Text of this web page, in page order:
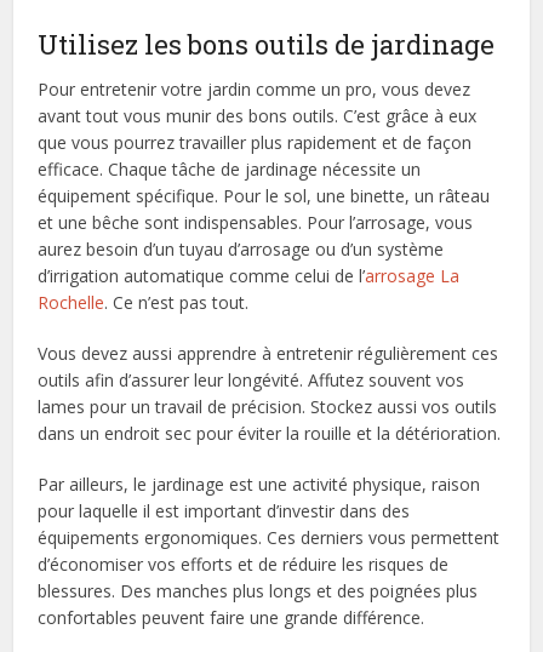
Utilisez les bons outils de jardinage
Pour entretenir votre jardin comme un pro, vous devez
avant tout vous munir des bons outils. C’est grâce à eux
que vous pourrez travailler plus rapidement et de façon
efficace. Chaque tâche de jardinage nécessite un
équipement spécifique. Pour le sol, une binette, un râteau
et une bêche sont indispensables. Pour l’arrosage, vous
aurez besoin d’un tuyau d’arrosage ou d’un système
d’irrigation automatique comme celui de l’arrosage La
Rochelle. Ce n’est pas tout.
Vous devez aussi apprendre à entretenir régulièrement ces
outils afin d’assurer leur longévité. Affutez souvent vos
lames pour un travail de précision. Stockez aussi vos outils
dans un endroit sec pour éviter la rouille et la détérioration.
Par ailleurs, le jardinage est une activité physique, raison
pour laquelle il est important d’investir dans des
équipements ergonomiques. Ces derniers vous permettent
d’économiser vos efforts et de réduire les risques de
blessures. Des manches plus longs et des poignées plus
confortables peuvent faire une grande différence.